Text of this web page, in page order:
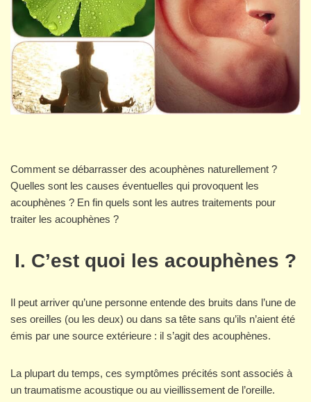
Comment se débarrasser des acouphènes naturellement ?
Quelles sont les causes éventuelles qui provoquent les
acouphènes ? En fin quels sont les autres traitements pour
traiter les acouphènes ?
I. C’est quoi les acouphènes ?
Il peut arriver qu’une personne entende des bruits dans l’une de
ses oreilles (ou les deux) ou dans sa tête sans qu’ils n’aient été
émis par une source extérieure : il s’agit des acouphènes.
La plupart du temps, ces symptômes précités sont associés à
un traumatisme acoustique ou au vieillissement de l’oreille.